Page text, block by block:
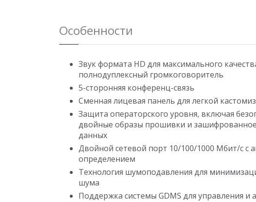
Особенности
Звук формата HD для максимального
полнодуплексный громкоговоритель
5-сторонняя конференц-связь
Сменная лицевая панель для легкой
Защита операторского уровня, включая
двойные образы прошивки и
данных
Двойной сетевой порт 10/100/1000 Мбит/с с
определением
Технология шумоподавления для
шума
Поддержка системы GDMS для управления и